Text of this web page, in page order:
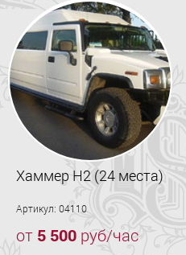
Хаммер H2 (24 места)
Артикул: 04110
от 5 500 руб/час